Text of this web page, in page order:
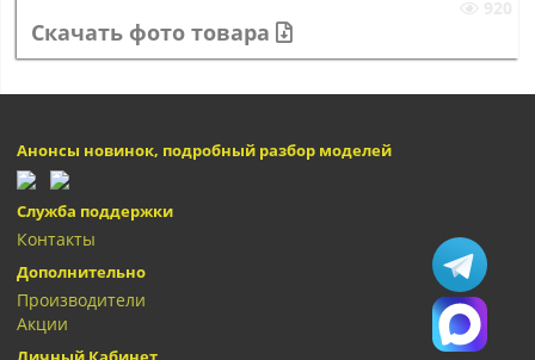
Скачать фото товара
Анонсы новинок, подробный разбор моделей
Служба поддержки
Контакты
Дополнительно
Производители
Акции